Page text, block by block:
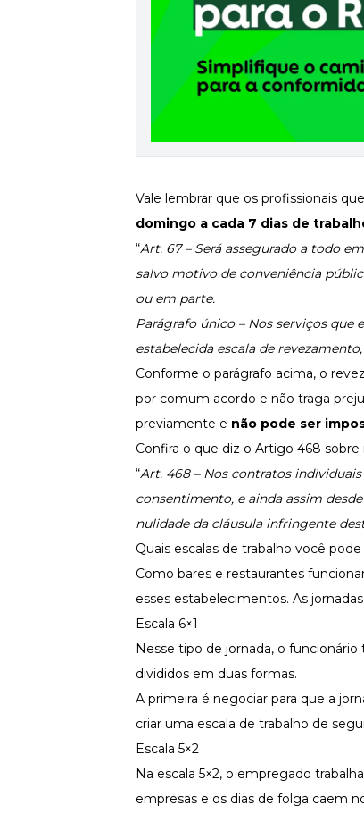
Vale lembrar que os profissionais
domingo a cada 7 dias de
“Art. 67 – Será assegurado a todo
salvo motivo de conveniência
ou em parte.
Parágrafo único – Nos serviços que
estabelecida escala de
Conforme o parágrafo acima, o
por comum acordo e não traga
previamente e não pode ser
Confira o que diz o Artigo 468 sobre
“Art. 468 – Nos contratos
consentimento, e ainda assim
nulidade da cláusula infringente
Quais escalas de trabalho você
Como bares e restaurantes
esses estabelecimentos. As
Escala 6×1
Nesse tipo de jornada, o
divididos em duas formas.
A primeira é negociar para que a
criar uma escala de trabalho de
Escala 5×2
Na escala 5×2, o empregado
empresas e os dias de folga caem